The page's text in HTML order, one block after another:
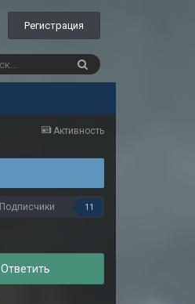
Регистрация
Активность
Подписчики 11
Ответить